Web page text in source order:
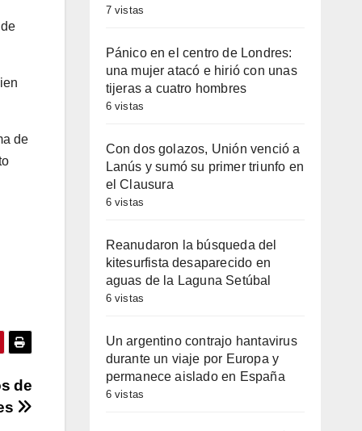
de
de
7 vistas
Pánico en el centro de Londres:
una mujer atacó e hirió con unas
tijeras a cuatro hombres
6 vistas
Con dos golazos, Unión venció a
Lanús y sumó su primer triunfo en
el Clausura
6 vistas
Reanudaron la búsqueda del
kitesurfista desaparecido en
aguas de la Laguna Setúbal
6 vistas
Un argentino contrajo hantavirus
durante un viaje por Europa y
permanece aislado en España
6 vistas